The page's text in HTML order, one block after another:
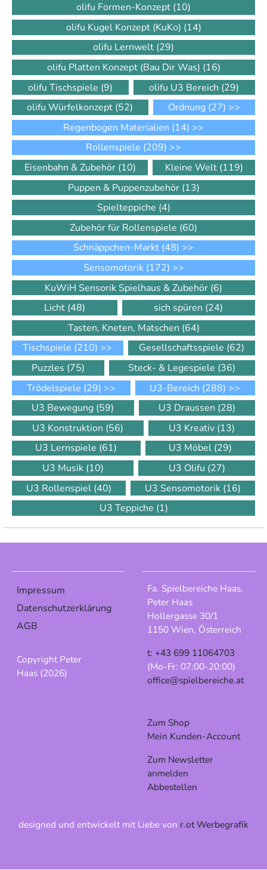
olifu Formen-Konzept (10)
olifu Kugel Konzept (KuKo) (14)
olifu Lernwelt (29)
olifu Platten Konzept (Bau Dir Was) (16)
olifu Tischspiele (9) olifu U3 Bereich (29)
olifu Würfelkonzept (52) Ordnung (27) >>
Regenbogen Materialien (14) >>
Rollenspiele (209) >>
Eisenbahn & Zubehör (10) Kleine Welt (119)
Puppen & Puppenzubehör (13)
Spielteppiche (4)
Zubehör für Rollenspiele (60)
Schnäppchen-Markt (48) >>
Sensomotorik (172) >>
KuWiH Sensorik Spielhaus & Zubehör (6)
Licht (48) sich spüren (24)
Tasten, Kneten, Matschen (64)
Tischspiele (210) >> Gesellschaftsspiele (62)
Puzzles (75) Steck- & Legespiele (36)
Trödelspiele (29) >> U3-Bereich (288) >>
U3 Bewegung (59) U3 Draussen (28)
U3 Konstruktion (56) U3 Kreativ (13)
U3 Lernspiele (61) U3 Möbel (29)
U3 Musik (10) U3 Olifu (27)
U3 Rollenspiel (40) U3 Sensomotorik (16)
U3 Teppiche (1)
Impressum
Datenschutzerklärung
AGB
Copyright Peter
Haas (2026)
Fa. Spielbereiche Haas,
Peter Haas
Hollergasse 30/1
1150 Wien, Österreich
t: +43 699 11064703
(Mo-Fr: 07:00-20:00)
office@spielbereiche.at
Zum Shop
Mein Kunden-Account
Zum Newsletter
anmelden
Abbestellen
designed und entwickelt mit Liebe von r.ot Werbegrafik